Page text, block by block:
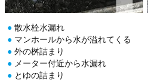
散水栓水漏れ
マンホールから水が溢れてくる
外の桝詰まり
メーター付近から水漏れ
とゆの詰まり